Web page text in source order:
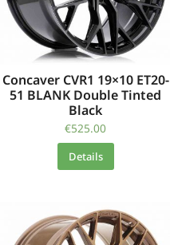
Concaver CVR1 19×10 ET20-
51 BLANK Double Tinted
Black
€525.00
Details